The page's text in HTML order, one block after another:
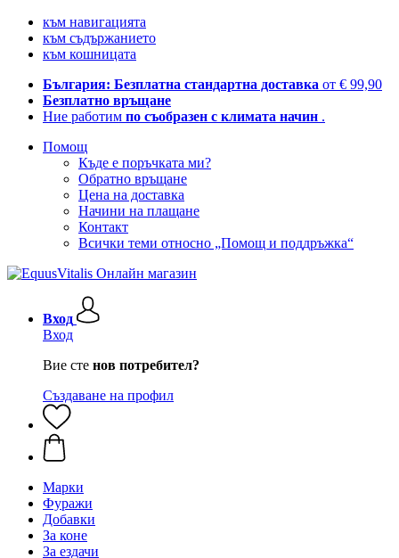
към навигацията
към съдържанието
към кошницата
България: Безплатна стандартна доставка от € 99,90
Безплатно връщане
Ние работим по съобразен с климата начин .
Помощ
Къде е поръчката ми?
Обратно връщане
Цена на доставка
Начини на плащане
Контакт
Всички теми относно „Помощ и поддръжка“
Вход
Вход
Вие сте нов потребител?
Създаване на профил
Марки
Фуражи
Добавки
За коне
За ездачи